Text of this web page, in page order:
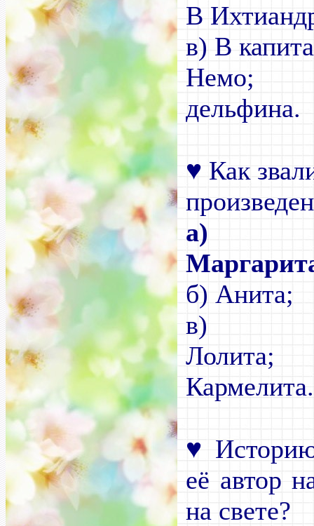
В
в) В
дельфина.
♥ Как
а)
б) Анита;
в)
Кармелита.
♥
её автор
на свете?